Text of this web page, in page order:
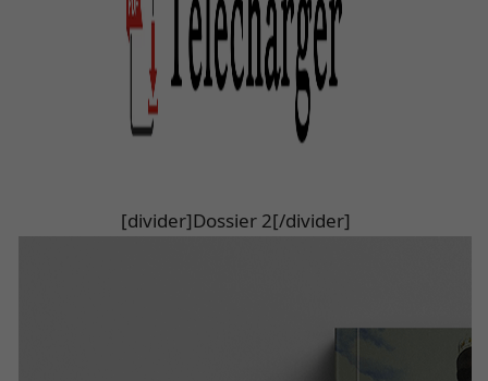
[divider]Dossier 2[/divider]